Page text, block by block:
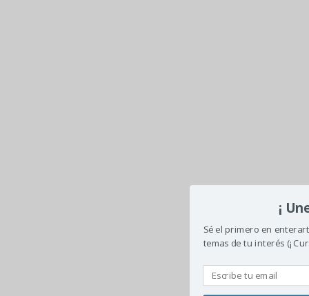
¡
Sé el primero en
temas de tu interés (¡